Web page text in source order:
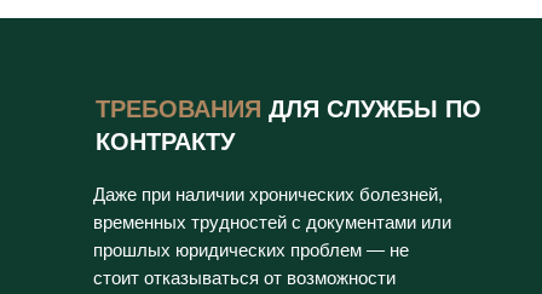
ТРЕБОВАНИЯ ДЛЯ СЛУЖБЫ ПО
КОНТРАКТУ
Даже при наличии хронических болезней,
временных трудностей с документами или
прошлых юридических проблем — не
стоит отказываться от возможности